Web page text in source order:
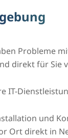
Probleme
direkt für Sie
IT-
und
Ort direkt in